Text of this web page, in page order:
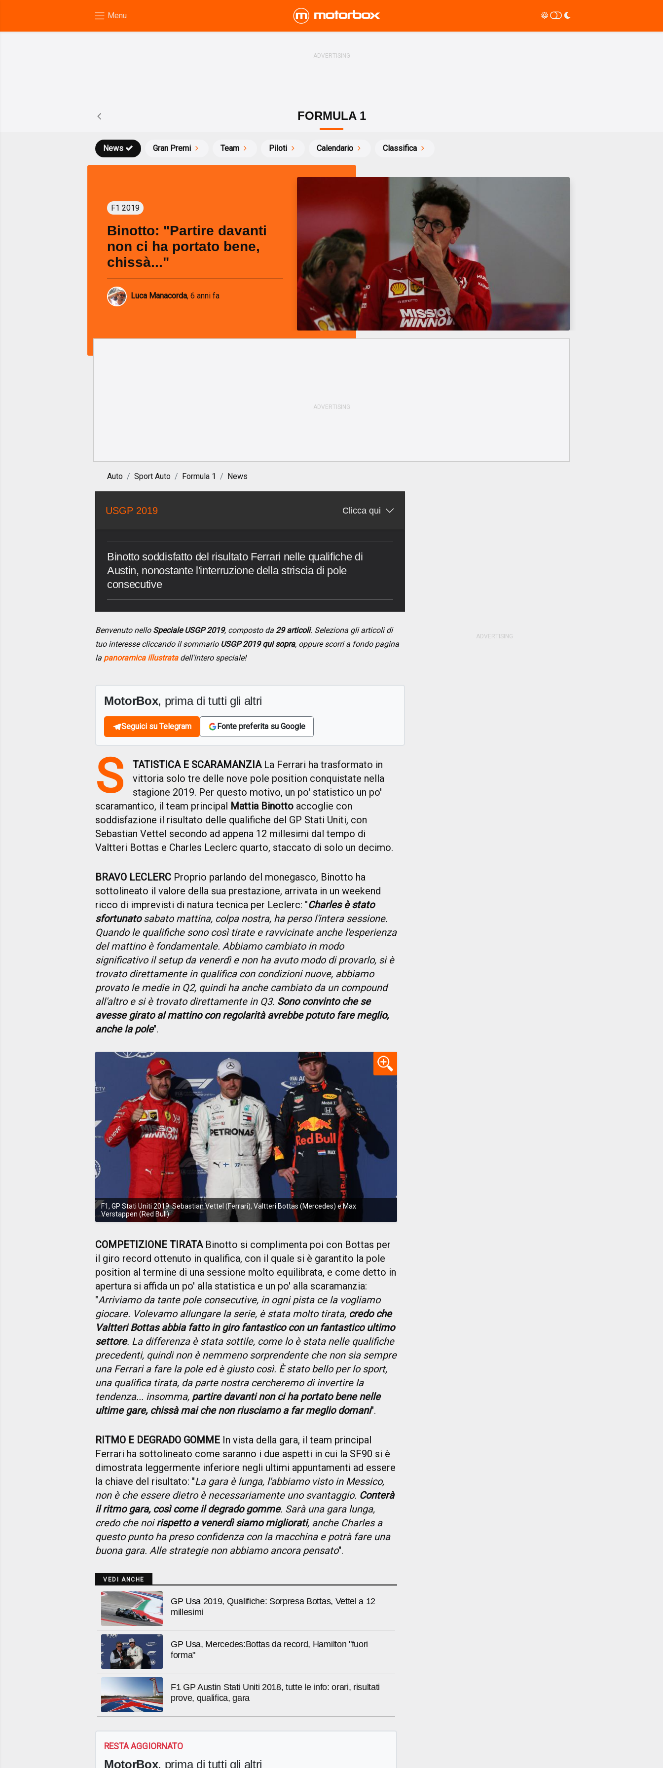
FORMULA 1
News Gran Premi Team Piloti Calendario Classifica
F1 2019
Binotto: "Partire davanti
non ci ha portato bene,
chissà..."
Luca Manacorda, 6 anni fa
Auto Sport Auto Formula 1 News
USGP 2019 Clicca qui
Binotto soddisfatto del risultato Ferrari nelle qualifiche di
Austin, nonostante l'interruzione della striscia di pole
consecutive
Benvenuto nello Speciale USGP 2019, composto da 29 articoli. Seleziona gli articoli di
tuo interesse cliccando il sommario USGP 2019 qui sopra, oppure scorri a fondo pagina
la panoramica illustratadell'intero speciale!
MotorBox, prima di tutti gli altri
Seguici su Telegram Fonte preferita su Google
S TATISTICA E SCARAMANZIALa Ferrari ha trasformato in
vittoria solo tre delle nove pole position conquistate nella
stagione 2019. Per questo motivo, un po' statistico un po'
scaramantico, il team principal Mattia Binotto accoglie con
soddisfazione il risultato delle qualifiche del GP Stati Uniti, con
Sebastian Vettel secondo ad appena 12 millesimi dal tempo di
Valtteri Bottas e Charles Leclerc quarto, staccato di solo un decimo.
BRAVO LECLERC Proprio parlando del monegasco, Binotto ha
sottolineato il valore della sua prestazione, arrivata in un weekend
ricco di imprevisti di natura tecnica per Leclerc: "Charles è stato
sfortunatosabato mattina, colpa nostra, ha perso l'intera sessione.
Quando le qualifiche sono così tirate e ravvicinate anche l'esperienza
del mattino è fondamentale. Abbiamo cambiato in modo
significativo il setup da venerdì e non ha avuto modo di provarlo, si è
trovato direttamente in qualifica con condizioni nuove, abbiamo
provato le medie in Q2, quindi ha anche cambiato da un compound
all'altro e si è trovato direttamente in Q3. Sono convinto che se
avesse girato al mattino con regolarità avrebbe potuto fare meglio,
anche la pole".
F1, GP Stati Uniti 2019: Sebastian Vettel (Ferrari), Valtteri Bottas (Mercedes) e Max
Verstappen (Red Bull)
COMPETIZIONE TIRATABinotto si complimenta poi con Bottas per
il giro record ottenuto in qualifica, con il quale si è garantito la pole
position al termine di una sessione molto equilibrata, e come detto in
apertura si affida un po' alla statistica e un po' alla scaramanzia:
"Arriviamo da tante pole consecutive, in ogni pista ce la vogliamo
giocare. Volevamo allungare la serie, è stata molto tirata, credo che
Valtteri Bottas abbia fatto in giro fantastico con un fantastico ultimo
settore. La differenza è stata sottile, come lo è stata nelle qualifiche
precedenti, quindi non è nemmeno sorprendente che non sia sempre
una Ferrari a fare la pole ed è giusto così. È stato bello per lo sport,
una qualifica tirata, da parte nostra cercheremo di invertire la
tendenza... insomma, partire davanti non ci ha portato bene nelle
ultime gare, chissà mai che non riusciamo a far meglio domani".
RITMO E DEGRADO GOMME In vista della gara, il team principal
Ferrari ha sottolineato come saranno i due aspetti in cui la SF90 si è
dimostrata leggermente inferiore negli ultimi appuntamenti ad essere
la chiave del risultato: "La gara è lunga, l'abbiamo visto in Messico,
non è che essere dietro è necessariamente uno svantaggio. Conterà
il ritmo gara, così come il degrado gomme. Sarà una gara lunga,
credo che noirispetto a venerdì siamo migliorati, anche Charles a
questo punto ha preso confidenza con la macchina e potrà fare una
buona gara. Alle strategie non abbiamo ancora pensato".
VEDI ANCHE
GP Usa 2019, Qualifiche: Sorpresa Bottas, Vettel a 12
millesimi
GP Usa, Mercedes:Bottas da record, Hamilton "fuori
forma"
F1 GP Austin Stati Uniti 2018, tutte le info: orari, risultati
prove, qualifica, gara
RESTA AGGIORNATO
MotorBox, prima di tutti gli altri